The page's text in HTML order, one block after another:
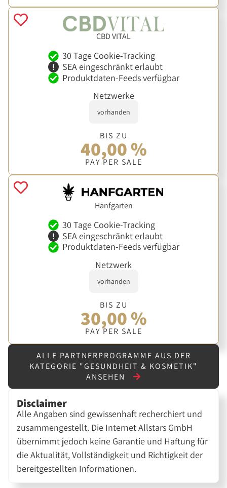
CBD VITAL
30 Tage Cookie-Tracking
SEA eingeschränkt erlaubt
Produktdaten-Feeds verfügbar
Netzwerke
vorhanden
BIS ZU
40,00 %
PAY PER SALE
Hanfgarten
30 Tage Cookie-Tracking
SEA eingeschränkt erlaubt
Produktdaten-Feeds verfügbar
Netzwerk
vorhanden
BIS ZU
30,00 %
PAY PER SALE
ALLE PARTNERPROGRAMME AUS DER
KATEGORIE "GESUNDHEIT & KOSMETIK"
ANSEHEN
Disclaimer
Alle Angaben sind gewissenhaft recherchiert und
zusammengestellt. Die Internet Allstars GmbH
übernimmt jedoch keine Garantie und Haftung für
die Aktualität, Vollständigkeit und Richtigkeit der
bereitgestellten Informationen.